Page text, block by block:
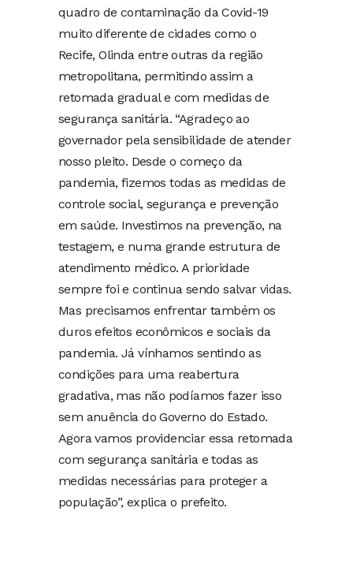
quadro de contaminação da Covid-19
muito diferente de cidades como o
Recife, Olinda entre outras da região
metropolitana, permitindo assim a
retomada gradual e com medidas de
segurança sanitária. “Agradeço ao
governador pela sensibilidade de atender
nosso pleito. Desde o começo da
pandemia, fizemos todas as medidas de
controle social, segurança e prevenção
em saúde. Investimos na prevenção, na
testagem, e numa grande estrutura de
atendimento médico. A prioridade
sempre foi e continua sendo salvar vidas.
Mas precisamos enfrentar também os
duros efeitos econômicos e sociais da
pandemia. Já vínhamos sentindo as
condições para uma reabertura
gradativa, mas não podíamos fazer isso
sem anuência do Governo do Estado.
Agora vamos providenciar essa retomada
com segurança sanitária e todas as
medidas necessárias para proteger a
população”, explica o prefeito.